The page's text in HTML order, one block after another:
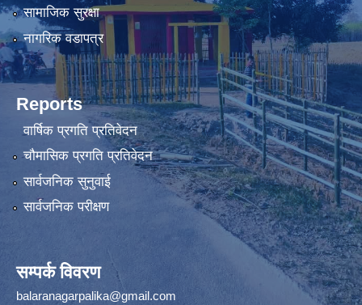
सामाजिक सुरक्षा
नागरिक वडापत्र
Reports
वार्षिक प्रगति प्रतिवेदन
चौमासिक प्रगति प्रतिवेदन
सार्वजनिक सुनुवाई
सार्वजनिक परीक्षण
सम्पर्क विवरण
balaranagarpalika@gmail.com